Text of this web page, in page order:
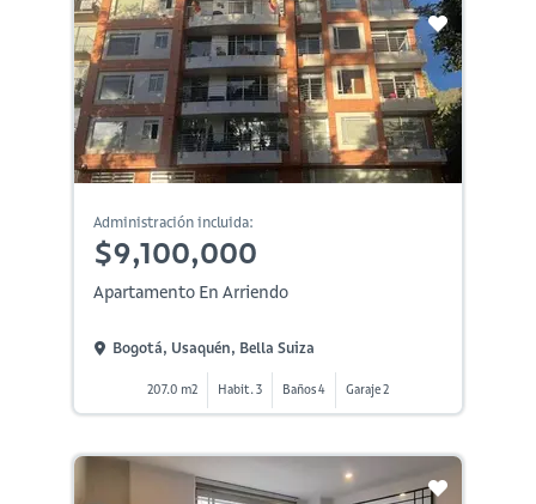
Administración incluida:
$9,100,000
Apartamento En Arriendo
Bogotá, Usaquén, Bella Suiza
207.0 m2 Habit. 3 Baños 4 Garaje 2